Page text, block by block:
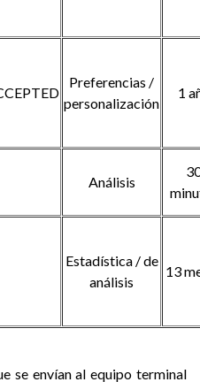
Preferencias /
personalización
1
Análisis
Estadística / de
análisis
13
se envían al equipo terminal